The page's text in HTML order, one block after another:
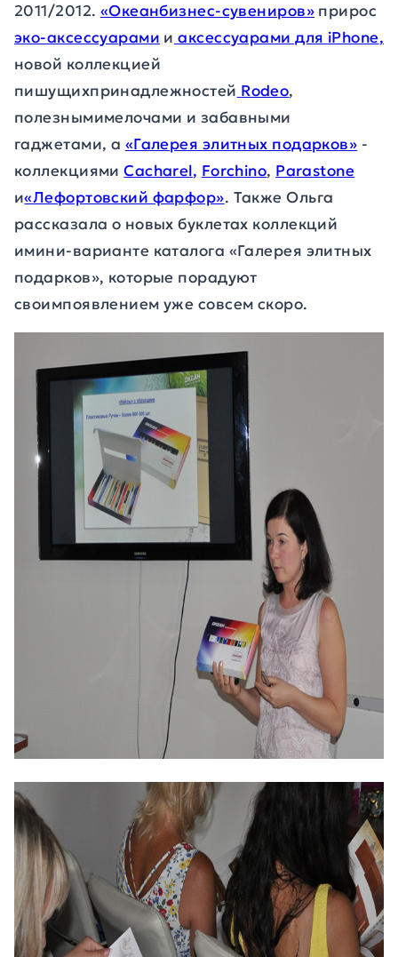
2011/2012. «Океанбизнес-сувениров»прирос
эко-аксессуарами и аксессуарами для iPhone,
новой коллекцией
пишущихпринадлежностей Rodeо,
полезнымимелочами и забавными
гаджетами, а «Галерея элитных подарков» -
коллекциямиCacharel, Forchino, Parastone
и«Лефортовский фарфор». Также Ольга
рассказала о новых буклетах коллекций
имини-варианте каталога «Галерея элитных
подарков», которые порадуют
своимпоявлением уже совсем скоро.